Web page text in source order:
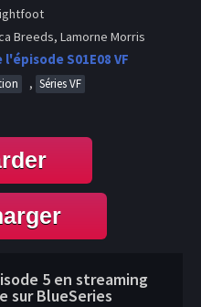
Breeds, Lamorne Morris
S01E08 VF
, Séries VF
5 en streaming
sur BlueSeries